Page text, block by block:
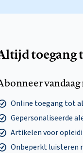
toegang
vandaag
Online toegang tot
Gepersonaliseerde
Artikelen voor
Onbeperkt luisteren